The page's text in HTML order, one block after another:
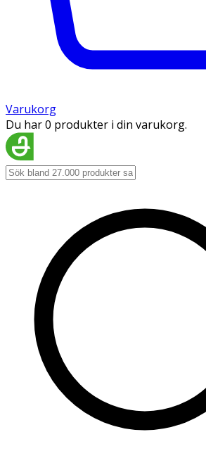
Varukorg
Du har 0 produkter i din varukorg.